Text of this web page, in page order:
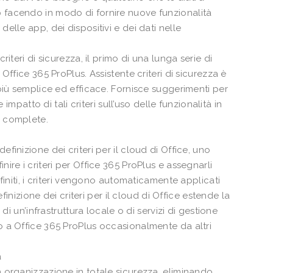
in modo di fornire nuove funzionalità
app, dei dispositivi e dei dati nelle
di sicurezza, il primo di una lunga serie di
365 ProPlus. Assistente criteri di sicurezza è
semplice ed efficace. Fornisce suggerimenti per
di tali criteri sull’uso delle funzionalità in
complete.
dei criteri per il cloud di Office, uno
i criteri per Office 365 ProPlus e assegnarli
i criteri vengono automaticamente applicati
dei criteri per il cloud di Office estende la
un’infrastruttura locale o di servizi di gestione
Office 365 ProPlus occasionalmente da altri